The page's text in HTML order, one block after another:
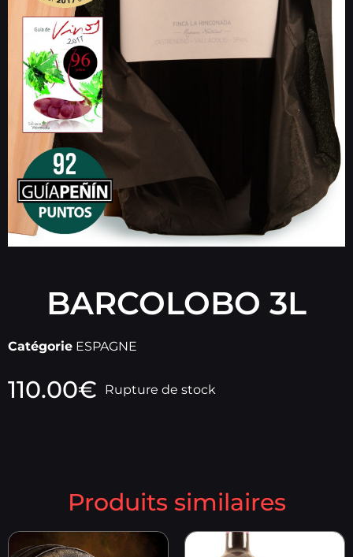
BARCOLOBO 3L
Catégorie ESPAGNE
110.00€ Rupture de stock
Produits similaires